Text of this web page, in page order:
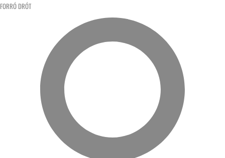
FORRÓ DRÓT